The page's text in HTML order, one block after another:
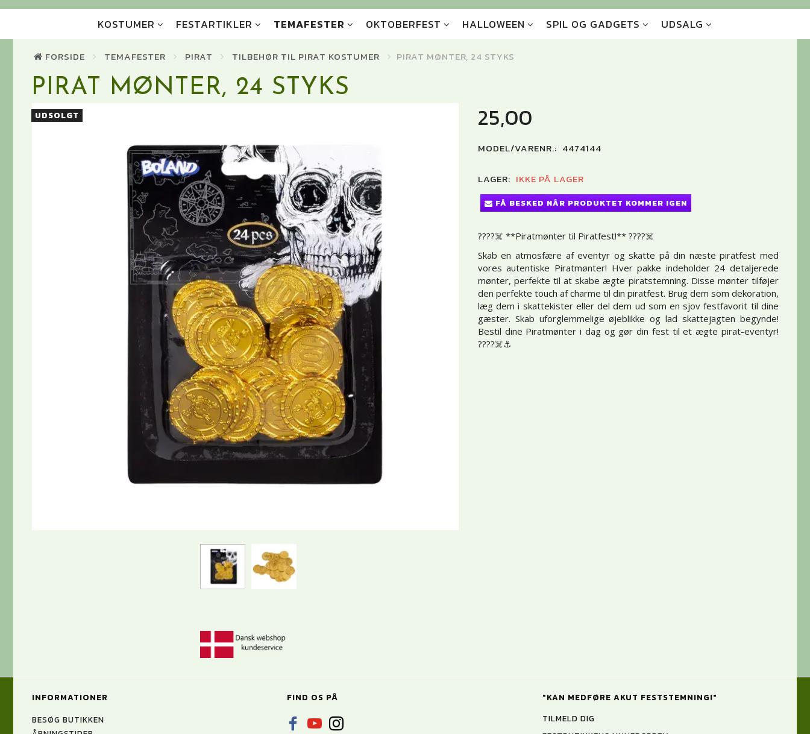
KOSTUMER FESTARTIKLER TEMAFESTER OKTOBERFEST HALLOWEEN SPIL OG GADGETS UDSALG
FORSIDE TEMAFESTER PIRAT TILBEHØR TIL PIRAT KOSTUMER PIRAT MØNTER, 24 STYKS
PIRAT MØNTER, 24 STYKS
UDSOLGT 25,00
MODEL/VARENR.: 4474144
LAGER: IKKE PÅ LAGER
FÅ BESKED NÅR PRODUKTET KOMMER IGEN
????‍☠️ **Piratmønter til Piratfest!** ????‍☠️
Skab en atmosfære af eventyr og skatte på din næste piratfest med
vores autentiske Piratmønter! Hver pakke indeholder 24 detaljerede
mønter, perfekte til at skabe ægte piratstemning. Disse mønter tilføjer
den perfekte touch af charme til din piratfest. Brug dem som dekoration,
læg dem i skattekister eller del dem ud som en sjov festfavorit til dine
gæster. Skab uforglemmelige øjeblikke og lad skattejagten begynde!
Bestil dine Piratmønter i dag og gør din fest til et ægte pirat-eventyr!
????‍☠️⚓️
INFORMATIONER
BESØG BUTIKKEN
FIND OS PÅ
"KAN MEDFØRE AKUT FESTSTEMNING!"
TILMELD DIG